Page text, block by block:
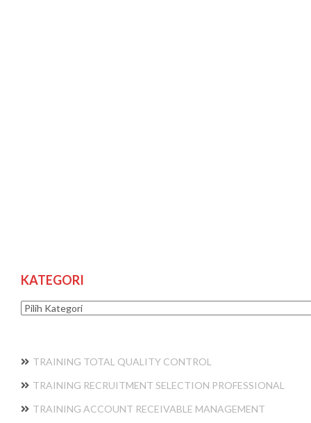
KATEGORI
Kategori
TRAINING TOTAL QUALITY CONTROL
TRAINING RECRUITMENT SELECTION PROFESSIONAL
TRAINING ACCOUNT RECEIVABLE MANAGEMENT